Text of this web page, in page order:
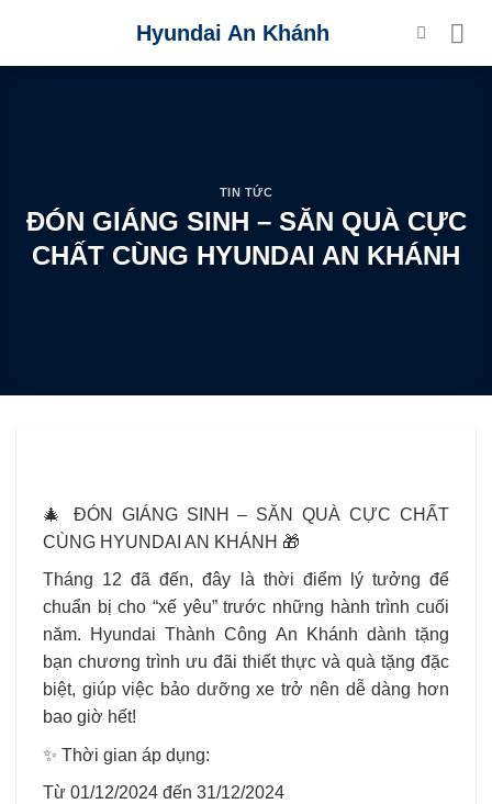
content
Hyundai An Khánh
TIN TỨC
ĐÓN GIÁNG SINH – SĂN QUÀ CỰC
CHẤT CÙNG HYUNDAI AN KHÁNH
🎄 ĐÓN GIÁNG SINH – SĂN QUÀ CỰC CHẤT
CÙNG HYUNDAI AN KHÁNH 🎁
Tháng 12 đã đến, đây là thời điểm lý tưởng để
chuẩn bị cho “xế yêu” trước những hành trình cuối
năm. Hyundai Thành Công An Khánh dành tặng
bạn chương trình ưu đãi thiết thực và quà tặng đặc
biệt, giúp việc bảo dưỡng xe trở nên dễ dàng hơn
bao giờ hết!
✨ Thời gian áp dụng:
Từ 01/12/2024 đến 31/12/2024